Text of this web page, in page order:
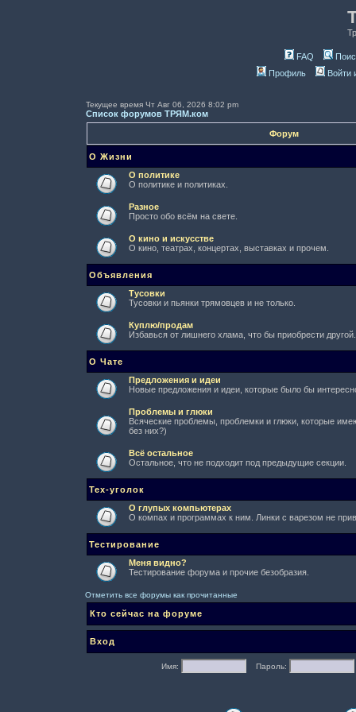
FAQ
Профиль
Войти
Текущее время Чт Авг 06, 2026 8:02 pm
Список форумов ТРЯМ.ком
Форум
О Жизни
О политике
О политике и политиках.
Разное
Просто обо всём на свете.
О кино и искусстве
О кино, театрах, концертах, выставках и прочем.
Объявления
Тусовки
Тусовки и пьянки трямовцев и не только.
Куплю/продам
Избавься от лишнего хлама, что бы приобрести другой.
О Чате
Предложения и идеи
Новые предложения и идеи, которые было бы
Проблемы и глюки
Всяческие проблемы, проблемки и глюки, которые
без них?)
Всё остальное
Остальное, что не подходит под предыдущие секции.
Тех-уголок
О глупых компьютерах
О компах и программах к ним. Линки с варезом не
Тестирование
Меня видно?
Тестирование форума и прочие безобразия.
Отметить все форумы как прочитанные
Кто сейчас на форуме
Вход
Имя: Пароль: